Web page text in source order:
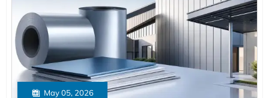
 May 05, 2026